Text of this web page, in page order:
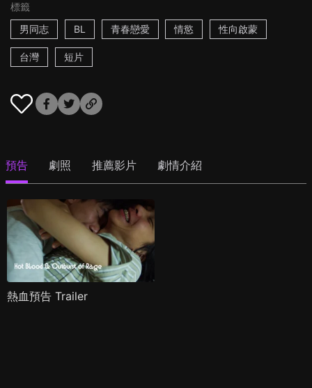
標籤
男同志
BL 青春戀愛 情慾 性向啟蒙
台灣 短片
預告 劇照 推薦影片 劇情介紹
熱血預告 Trailer